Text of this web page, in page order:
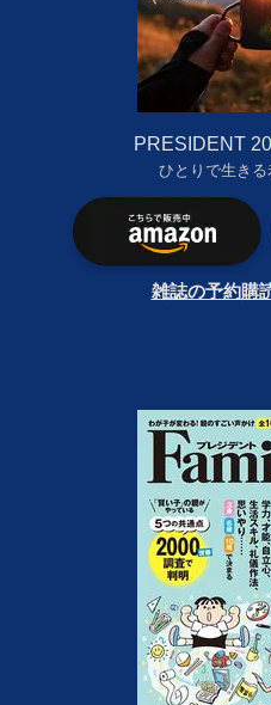
PRESIDENT
ひとりで生きる
雑誌の予約購